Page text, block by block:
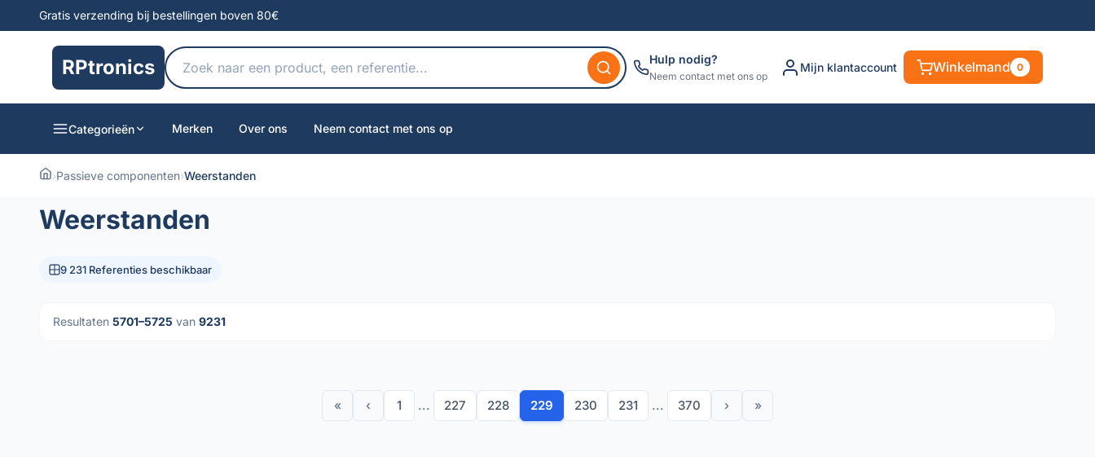
Gratis verzending bij bestellingen boven 80€
RPtronics Hulp nodig?
Neem contact met ons op
Mijn klantaccount Winkelmand 0
Categorieën Merken Over ons Neem contact met ons op
›Passieve componenten›Weerstanden
Weerstanden
9 231 Referenties beschikbaar
Resultaten 5701–5725 van 9231
« ‹ 1 ... 227 228 229 230 231 ... 370 › »